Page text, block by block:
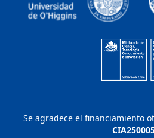
Se agradece el financiamiento